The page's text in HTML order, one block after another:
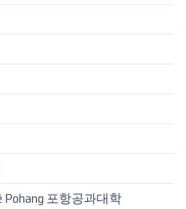
Pohang 포항공과대학